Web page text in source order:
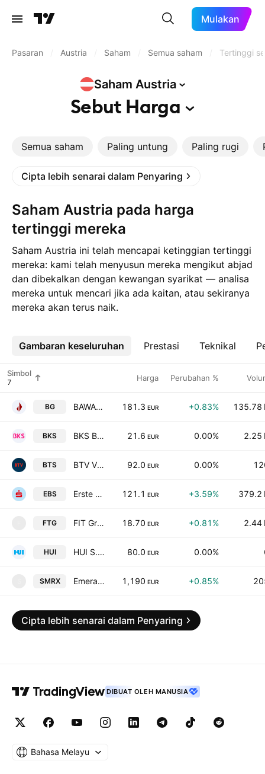
Mulakan
Pasaran Austria Saham Semua saham Tertinggi
Saham Austria
Sebut Harga
Semua saham Paling untung Paling rugi
Cipta lebih senarai dalam Penyaring
Saham Austria pada harga
tertinggi mereka
Saham Austria ini telah mencapai ketinggian tertinggi
mereka: kami telah menyusun mereka mengikut abjad
dan dibekalkan dengan kewangan syarikat — analisa
mereka untuk mencari jika ada kaitan, atau sekiranya
mereka akan terus naik.
Gambaran keseluruhan Prestasi Teknikal
Lebih
Simbol Harga Perubahan %
BG BAWAG Group AG 181.3 EUR +0.83% 135.78
BKS BKS Bank AG 21.6 EUR 0.00% 2.25
BTS BTV Vier Lander Bank AG 92.0 EUR 0.00%
EBS Erste Group Bank AG 121.1 EUR +3.59% 379.2
FTG FIT Group AG 18.70 EUR +0.81% 2.44
HUI HUI S.p.A. 80.0 EUR 0.00%
SMRX Emerald Horizon AG 1,190 EUR +0.85%
Cipta lebih senarai dalam Penyaring
DIBUAT OLEH MANUSIA
Bahasa Melayu